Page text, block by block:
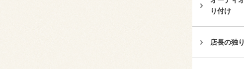
り付け
店長の独